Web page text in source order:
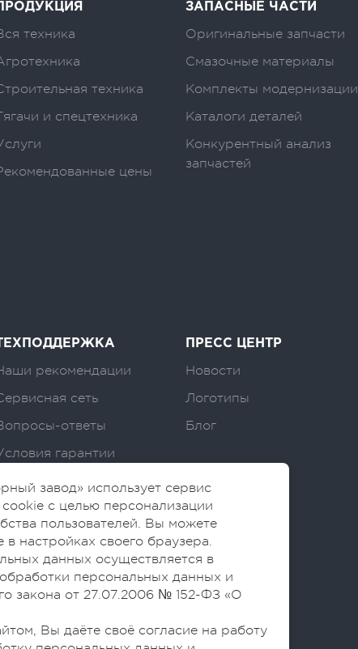
техника
техника
и спецтехника
цены
ЗАПАСНЫЕ ЧАСТИ
Оригинальные запчасти
Смазочные материалы
Комплекты модернизации
Каталоги деталей
Конкурентный анализ
запчастей
рекомендации
сеть
ответы
гарантии
ПРЕСС ЦЕНТР
Новости
Логотипы
Блог
завод» использует сервис
с целью персонализации
пользователей. Вы можете
в настройках своего браузера.
данных осуществляется в
персональных данных и
закона от 27.07.2006 № 152-ФЗ «О
Вы даёте своё согласие на работу